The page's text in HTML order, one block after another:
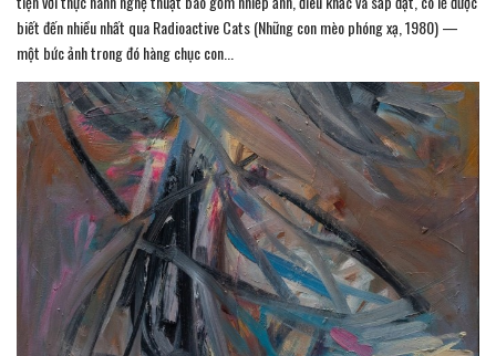
biết đến nhiều nhất qua Radioactive Cats (Những con mèo phóng xạ, 1980) —
một bức ảnh trong đó hàng chục con...